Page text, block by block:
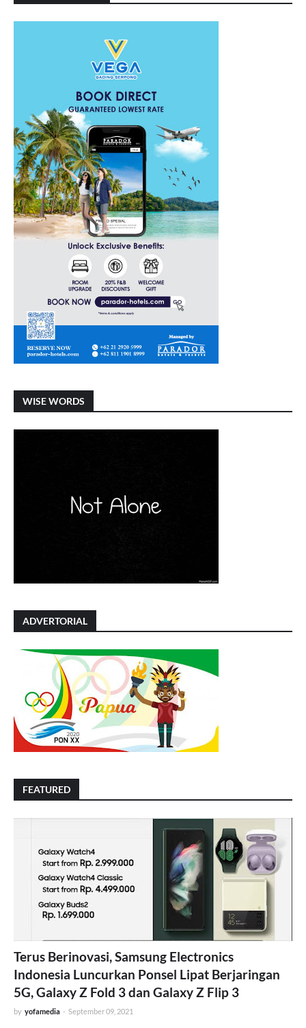
WISE WORDS
ADVERTORIAL
FEATURED
Terus Berinovasi, Samsung Electronics
Indonesia Luncurkan Ponsel Lipat Berjaringan
5G, Galaxy Z Fold 3 dan Galaxy Z Flip 3
by yofamedia - September 09, 2021